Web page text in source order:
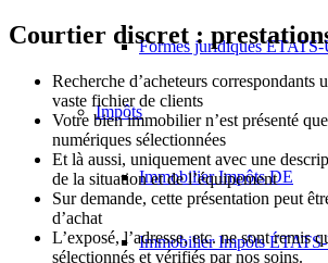
Formes juridiques
Impôts
Immobilier Impôts DE
Immobilier Impôts
Courtier discret :
Recherche d’acheteurs correspondants
vaste fichier de clients
Votre bien immobilier n’est présenté
numériques sélectionnées
Et là aussi, uniquement avec une
de la situation et de l’équipement
Sur demande, cette présentation peut
d’achat
L’exposé, l’adresse, etc. ne sont remis
sélectionnés et vérifiés par nos soins.